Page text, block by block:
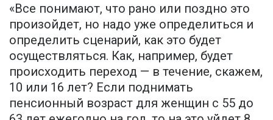
«Все понимают, что рано или поздно это
произойдет, но надо уже определиться и
определить сценарий, как это будет
осуществляться. Как, например, будет
происходить переход — в течение, скажем,
10 или 16 лет? Если поднимать
пенсионный возраст для женщин с 55 до